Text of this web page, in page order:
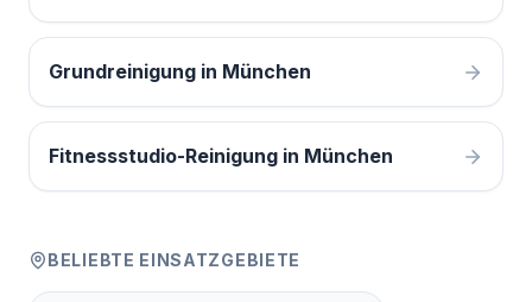
Grundreinigung in München
Fitnessstudio-Reinigung in München
BELIEBTE EINSATZGEBIETE